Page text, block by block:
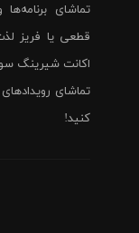
تماشای
قطعی یا فریز
اکانت شیرینگ
تماشای
کنید!